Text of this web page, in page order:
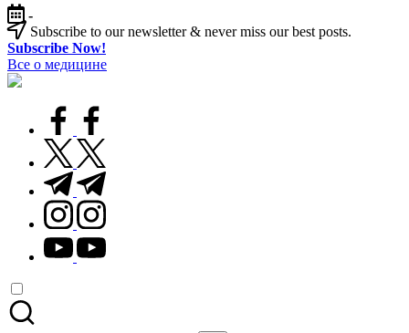
Перейти
к
содержимому
-
Subscribe to our newsletter & never miss our best posts.
Subscribe Now!
Все о медицине
Лечитесь
facebook.com
twitter.com
t.me
instagram.com
youtube.com